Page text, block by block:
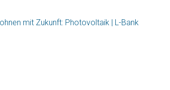
mit Zukunft: Photovoltaik | L-Bank